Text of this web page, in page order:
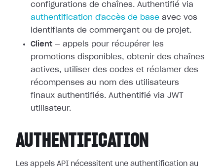
configurations de chaînes. Authentifié via
authentification d'accès de base avec vos
identifiants de commerçant ou de projet.
Client — appels pour récupérer les
promotions disponibles, obtenir des chaînes
actives, utiliser des codes et réclamer des
récompenses au nom des utilisateurs
finaux authentifiés. Authentifié via JWT
utilisateur.
AUTHENTIFICATION
Les appels API nécessitent une authentification au